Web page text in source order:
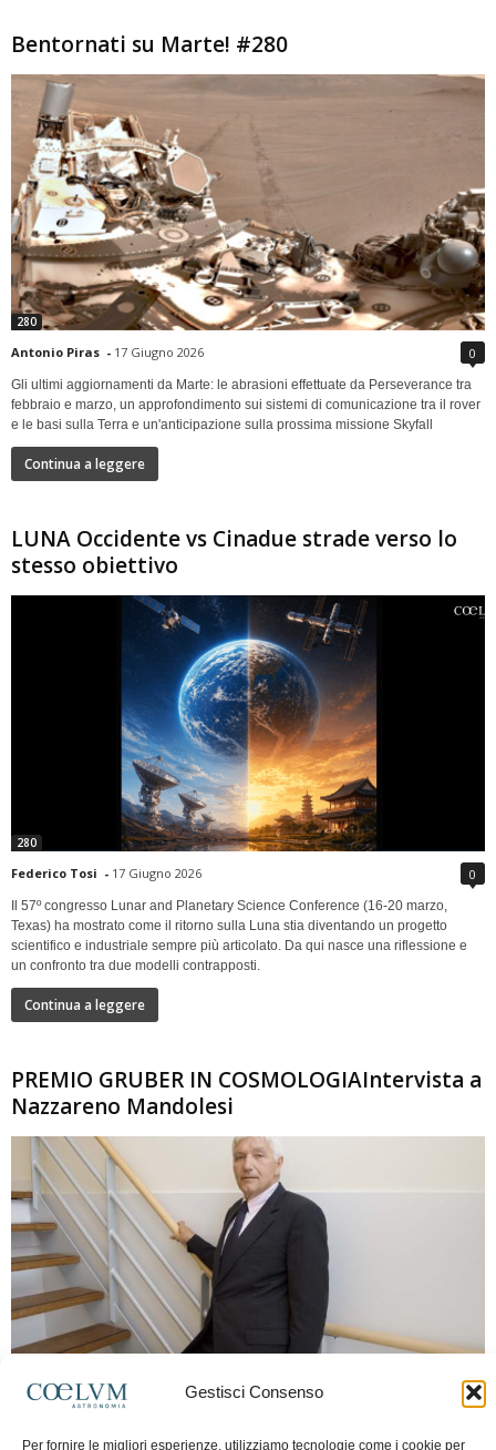
Gestisci Consenso
Per fornire le migliori esperienze, utilizziamo tecnologie come i cookie per
Bentornati su Marte! #280
280
Antonio Piras - 17 Giugno 2026 0
Gli ultimi aggiornamenti da Marte: le abrasioni effettuate da Perseverance tra
febbraio e marzo, un approfondimento sui sistemi di comunicazione tra il rover
e le basi sulla Terra e un'anticipazione sulla prossima missione Skyfall
Continua a leggere
LUNA Occidente vs Cinadue strade verso lo
stesso obiettivo
280
Federico Tosi - 17 Giugno 2026 0
Il 57º congresso Lunar and Planetary Science Conference (16-20 marzo,
Texas) ha mostrato come il ritorno sulla Luna stia diventando un progetto
scientifico e industriale sempre più articolato. Da qui nasce una riflessione e
un confronto tra due modelli contrapposti.
Continua a leggere
PREMIO GRUBER IN COSMOLOGIAIntervista a
Nazzareno Mandolesi
280
Frida Paolella
Intervista al professor Nazzareno Mandolesi, tra i protagonisti della cosmologia